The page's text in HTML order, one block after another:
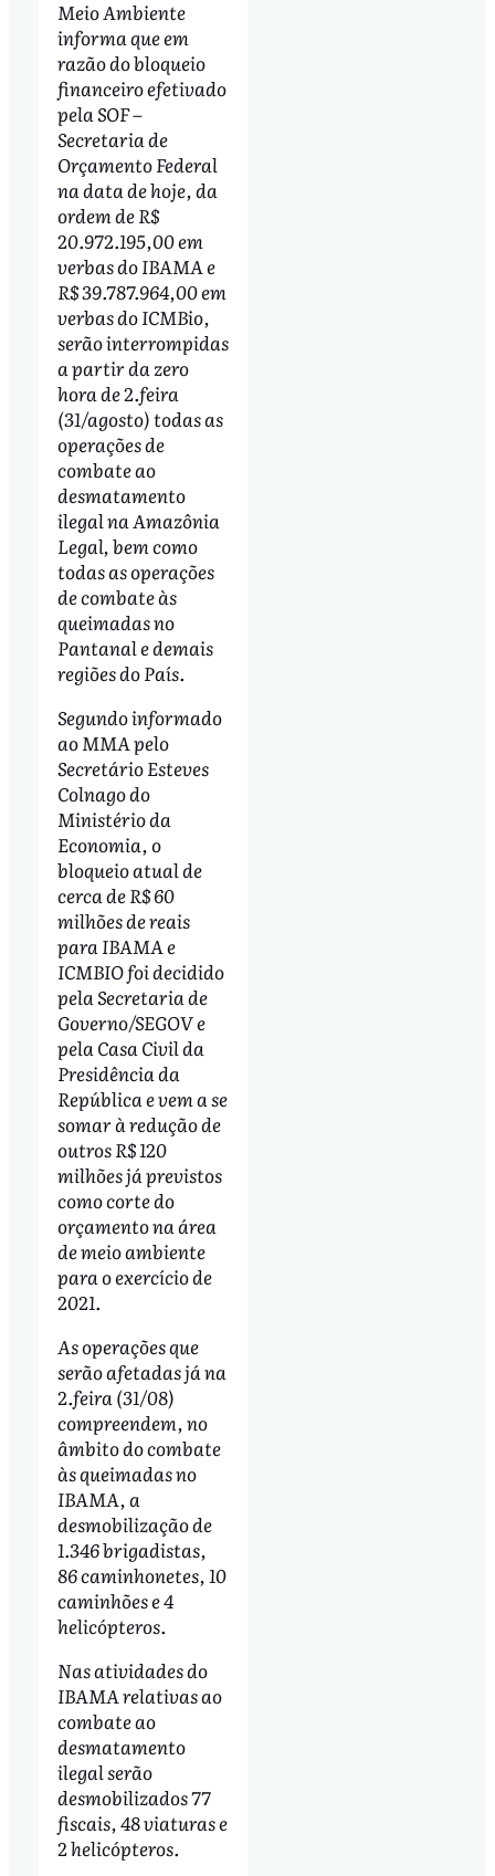
Meio Ambiente
informa que em
razão do bloqueio
financeiro efetivado
pela SOF –
Secretaria de
Orçamento Federal
na data de hoje, da
ordem de R$
20.972.195,00 em
verbas do IBAMA e
R$ 39.787.964,00 em
verbas do ICMBio,
serão interrompidas
a partir da zero
hora de 2.feira
(31/agosto) todas as
operações de
combate ao
desmatamento
ilegal na Amazônia
Legal, bem como
todas as operações
de combate às
queimadas no
Pantanal e demais
regiões do País.
Segundo informado
ao MMA pelo
Secretário Esteves
Colnago do
Ministério da
Economia, o
bloqueio atual de
cerca de R$ 60
milhões de reais
para IBAMA e
ICMBIO foi decidido
pela Secretaria de
Governo/SEGOV e
pela Casa Civil da
Presidência da
República e vem a se
somar à redução de
outros R$ 120
milhões já previstos
como corte do
orçamento na área
de meio ambiente
para o exercício de
2021.
As operações que
serão afetadas já na
2.feira (31/08)
compreendem, no
âmbito do combate
às queimadas no
IBAMA, a
desmobilização de
1.346 brigadistas,
86 caminhonetes, 10
caminhões e 4
helicópteros.
Nas atividades do
IBAMA relativas ao
combate ao
desmatamento
ilegal serão
desmobilizados 77
fiscais, 48 viaturas e
2 helicópteros.